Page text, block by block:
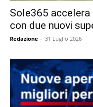
Sole365 accelera
con due nuovi
Redazione - 31 Luglio 2026